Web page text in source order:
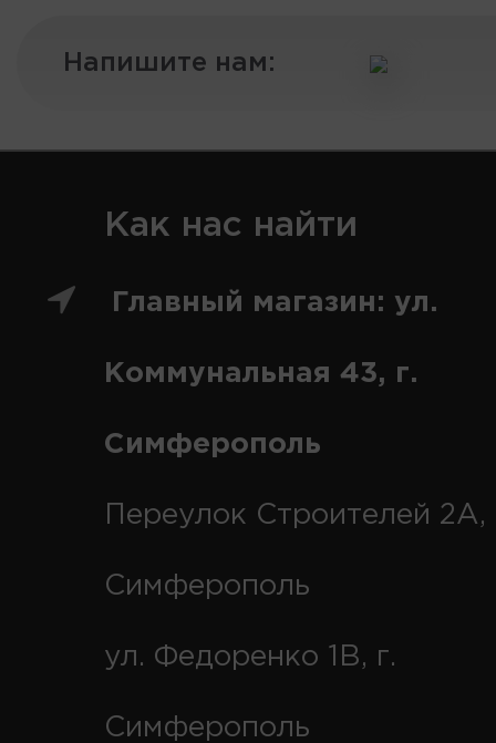
Напишите нам:
Как нас найти
Главный магазин: ул.
Коммунальная 43, г.
Симферополь
Переулок Строителей 2А,
Симферополь
ул. Федоренко 1В, г.
Симферополь